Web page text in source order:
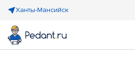
Ханты-Мансийск